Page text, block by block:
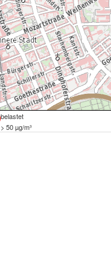
belastet
> 50 µg/m³